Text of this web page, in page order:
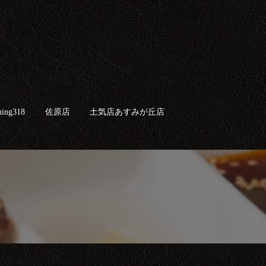
佐原店 土気店あすみが丘店